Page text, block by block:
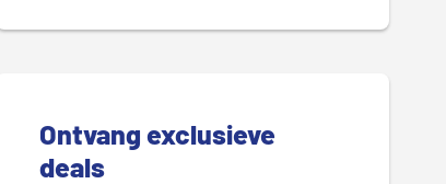
Ontvang exclusieve
deals